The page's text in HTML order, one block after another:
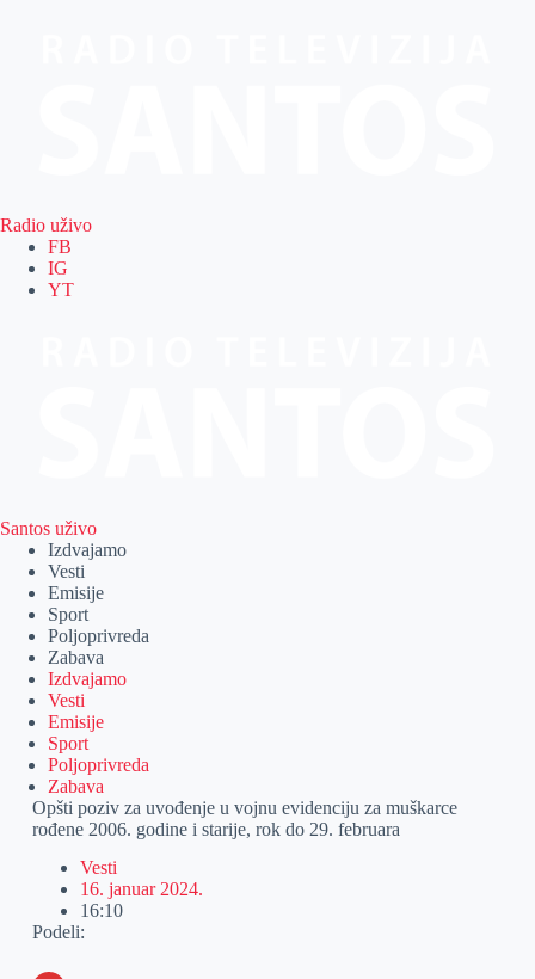
Radio uživo
FB
IG
YT
Santos uživo
Izdvajamo
Vesti
Emisije
Sport
Poljoprivreda
Zabava
Izdvajamo
Vesti
Emisije
Sport
Poljoprivreda
Zabava
Opšti poziv za uvođenje u vojnu evidenciju za muškarce
rođene 2006. godine i starije, rok do 29. februara
Vesti
16. januar 2024.
16:10
Podeli: